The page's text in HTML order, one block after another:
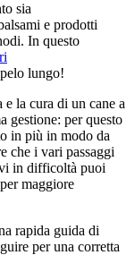
sia
e prodotti
In questo
lungo!
e la cura di un cane a
gestione: per questo
in più in modo da
che i vari passaggi
in difficoltà puoi
maggiore
rapida guida di
per una corretta